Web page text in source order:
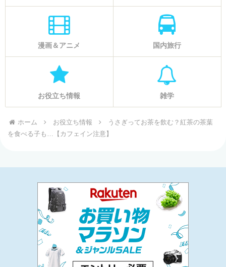
漫画＆アニメ 国内旅行
お役立ち情報 雑学
ホーム お役立ち情報
うさぎってお茶を飲む？紅茶の茶葉
を食べる子も…【カフェイン注意】